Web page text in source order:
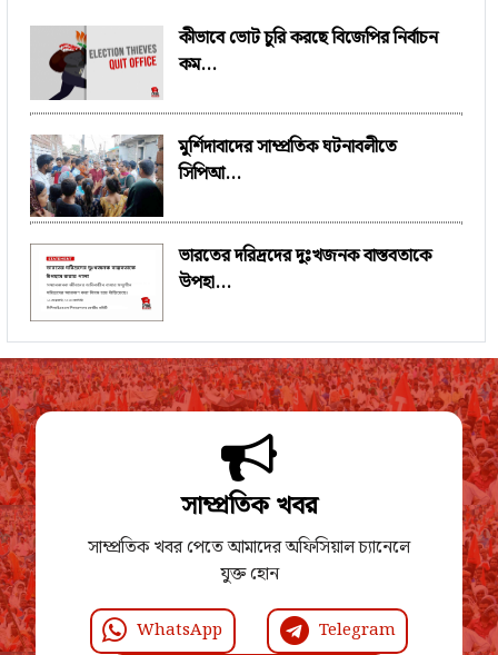
কীভাবে ভোট চুরি করছে বিজেপির নির্বাচন
কম...
মুর্শিদাবাদের সাম্প্রতিক ঘটনাবলীতে
সিপিআ...
ভারতের দরিদ্রদের দুঃখজনক বাস্তবতাকে
উপহা...
সাম্প্রতিক খবর
সাম্প্রতিক খবর পেতে আমাদের অফিসিয়াল চ্যানেলে
যুক্ত হোন
WhatsApp
Telegram